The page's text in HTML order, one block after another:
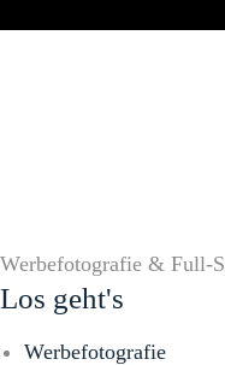
Werbefotografie & Full-
Los geht's
Werbefotografie